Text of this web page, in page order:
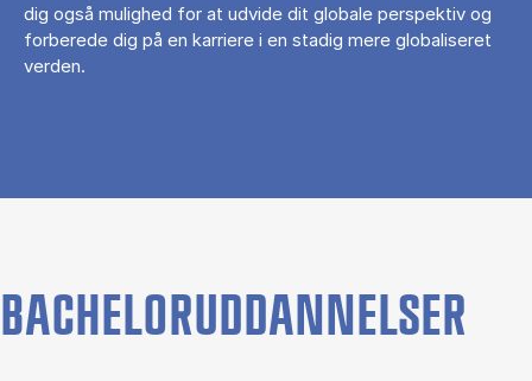
dig også mulighed for at udvide dit globale perspektiv og
forberede dig på en karriere i en stadig mere globaliseret
verden.
BACHELORUDDANNELSER